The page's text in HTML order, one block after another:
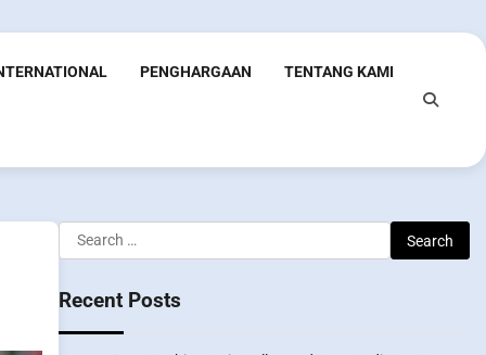
PENGHARGAAN TENTANG KAMI
Search
for:
Recent Posts